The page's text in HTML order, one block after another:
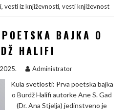
L
n
e
, vesti iz književnosti, vesti književnost
BAJKA O
HALIFI
Administrator
Kula svetlosti: Prva poetska bajka
o Burdž Halifi autorke Ane S. Gad
(Dr. Ana Stjelja) jedinstveno je